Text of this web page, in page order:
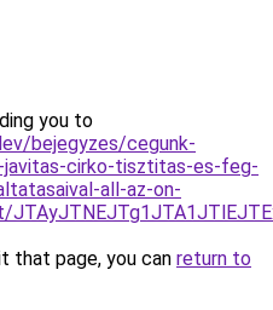
you to
bejegyzes/cegunk-
javitas-cirko-tisztitas-es-feg-
all-az-on-
that page, you can return to